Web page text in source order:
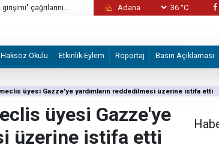
çağrılarını
ABD'de çocukların ruh sağlığı krizindeki
36 °C
Haksöz Okulu Etkinlik-Eylem Röportaj Basın Açıklaması
üyesi Gazze'ye yardımların reddedilmesi üzerine istifa etti
üyesi Gazze'ye
üzerine istifa etti